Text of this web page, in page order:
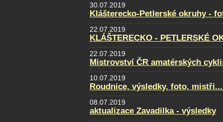
30.07.2019
Klášterecko-Petlerské okruhy -
22.07.2019
KLÁŠTERECKO - PETLERSKÉ
22.07.2019
Mistrovství ČR amatérských
10.07.2019
Roudnice, výsledky, foto,
08.07.2019
aktualizace Zavadilka - výsledky